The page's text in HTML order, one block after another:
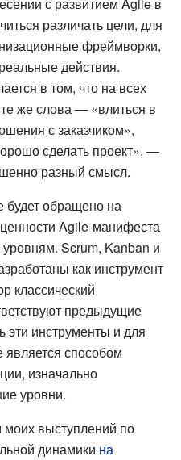
различать цели, для
фреймворки,
действия.
в том, что на всех
же слова — «влиться в
с заказчиком»,
сделать проект», —
разный смысл.
будет обращено на
Agile-манифеста
Scrum, Kanban и
как инструмент
классический
предыдущие
эти инструменты и для
способом
изначально
уровни.
моих выступлений по
динамики на